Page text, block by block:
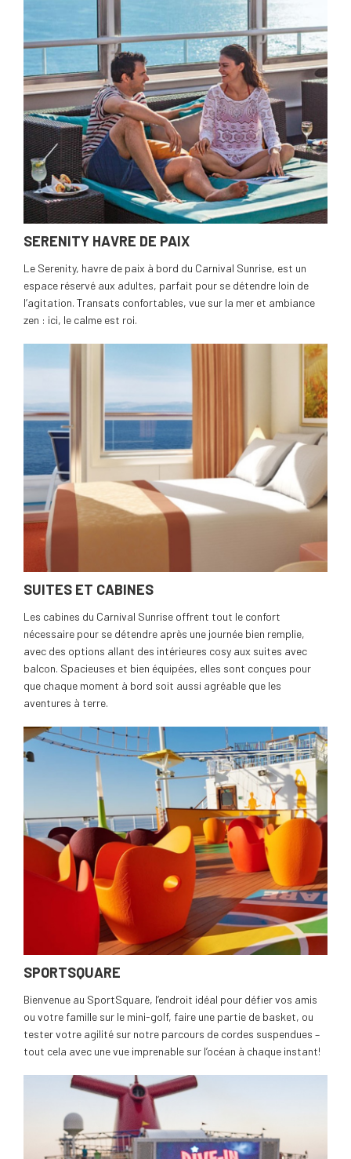
SERENITY HAVRE DE PAIX
Le Serenity, havre de paix à bord du Carnival Sunrise, est un
espace réservé aux adultes, parfait pour se détendre loin de
l’agitation. Transats confortables, vue sur la mer et ambiance
zen : ici, le calme est roi.
SUITES ET CABINES
Les cabines du Carnival Sunrise offrent tout le confort
nécessaire pour se détendre après une journée bien remplie,
avec des options allant des intérieures cosy aux suites avec
balcon. Spacieuses et bien équipées, elles sont conçues pour
que chaque moment à bord soit aussi agréable que les
aventures à terre.
SPORTSQUARE
Bienvenue au SportSquare, l’endroit idéal pour défier vos amis
ou votre famille sur le mini-golf, faire une partie de basket, ou
tester votre agilité sur notre parcours de cordes suspendues –
tout cela avec une vue imprenable sur l’océan à chaque instant!